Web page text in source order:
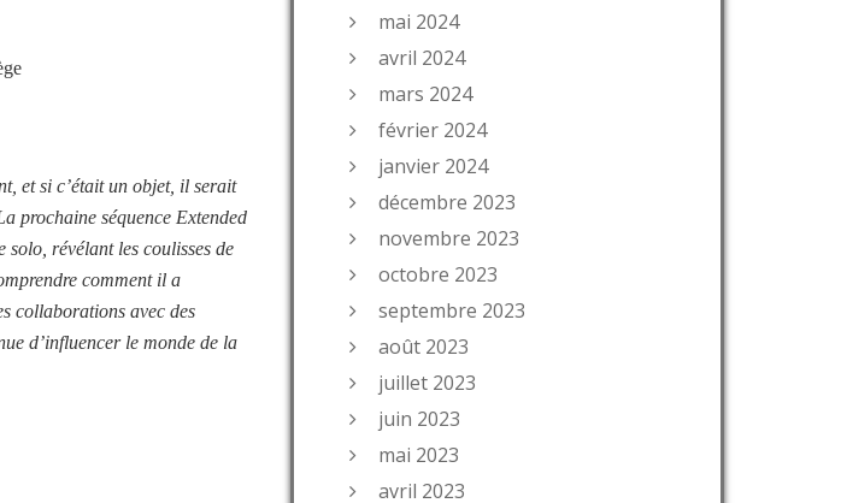
et si c’était un objet, il serait
prochaine séquence Extended
solo, révélant les coulisses de
comment il a
collaborations avec des
d’influencer le monde de la
mai 2024
avril 2024
mars 2024
février 2024
janvier 2024
décembre 2023
novembre 2023
octobre 2023
septembre 2023
août 2023
juillet 2023
juin 2023
mai 2023
avril 2023